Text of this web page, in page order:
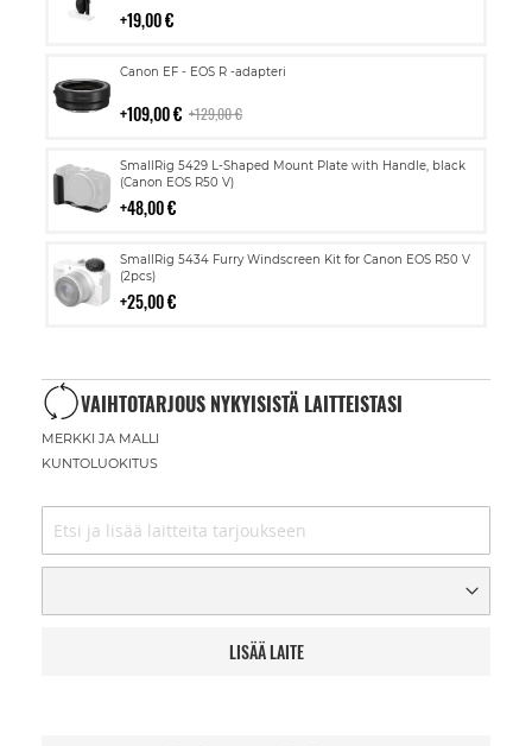
19,00 €
Canon EF - EOS R -adapteri
109,00 € 129,00 €
Lisää
SmallRig 5429 L-Shaped Mount Plate with Handle, black
(Canon EOS R50 V)
48,00 €
Lisää
ostoskoriin
SmallRig 5434 Furry Windscreen Kit for Canon EOS R50 V
(2pcs)
25,00 €
Lisää
ostoskoriin
VAIHTOTARJOUS NYKYISISTÄ LAITTEISTASI
MERKKI JA MALLI
KUNTOLUOKITUS
LISÄÄ LAITE